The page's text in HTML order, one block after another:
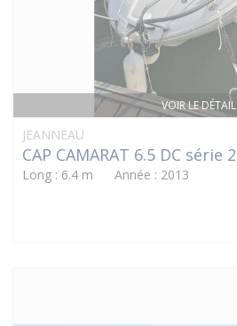
VOIR LE DÉTAIL
JEANNEAU
CAP CAMARAT 6.5 DC série 2
Long : 6.4 m Année : 2013